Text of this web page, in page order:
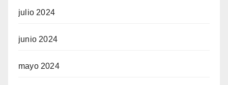
julio 2024
junio 2024
mayo 2024